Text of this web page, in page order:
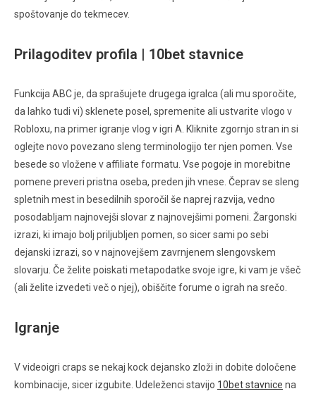
spoštovanje do tekmecev.
Prilagoditev profila | 10bet stavnice
Funkcija ABC je, da sprašujete drugega igralca (ali mu sporočite,
da lahko tudi vi) sklenete posel, spremenite ali ustvarite vlogo v
Robloxu, na primer igranje vlog v igri A. Kliknite zgornjo stran in si
oglejte novo povezano sleng terminologijo ter njen pomen. Vse
besede so vložene v affiliate formatu. Vse pogoje in morebitne
pomene preveri pristna oseba, preden jih vnese. Čeprav se sleng
spletnih mest in besedilnih sporočil še naprej razvija, vedno
posodabljam najnovejši slovar z najnovejšimi pomeni. Žargonski
izrazi, ki imajo bolj priljubljen pomen, so sicer sami po sebi
dejanski izrazi, so v najnovejšem zavrnjenem slengovskem
slovarju. Če želite poiskati metapodatke svoje igre, ki vam je všeč
(ali želite izvedeti več o njej), obiščite forume o igrah na srečo.
Igranje
V videoigri craps se nekaj kock dejansko zloži in dobite določene
kombinacije, sicer izgubite. Udeleženci stavijo 10bet stavnice na